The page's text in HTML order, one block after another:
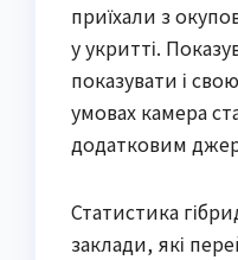
приїхали з
у укритті.
показувати і
умовах камера
додатковим
Статистика
заклади, які